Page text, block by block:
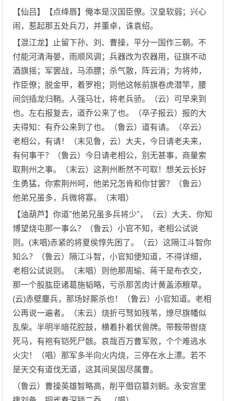
【仙吕】【点绛唇】俺本是汉国臣僚。汉皇软弱；兴心
闹，惹起那五处兵刀，并董卓，诛袁绍。
【混江龙】止留下孙、刘、曹操，平分一国作三朝。不
付能河清海晏，雨顺风调；兵器改为农器用，征旗不动
酒旗摇；军罢战，马添膘；杀气散，阵云消；为将帅，
作臣僚；脱金甲，着罗袍；则他这帐前旗卷虎潜竿，腰
间剑插龙归鞘。人强马壮，将老兵骄。（云）可早来到
也。左右报复去，道乔公来了也。（卒子报云）报的大
夫得知：有乔公来到了也。（鲁云）道有请。（卒云）
老相公，有请！（末见鲁，云）大夫，今日请老夫来，
有何事干？（鲁云）今日请老相公，别无甚事，商量索
取荆州之事。（末云）这荆州断然不可取！想关云长好
生勇猛，你索荆州呵，他弟兄怎肯和你甘罢？（鲁云）
他弟兄虽多，兵微将寡。（末唱）
【油葫芦】你道"他弟兄虽多兵将少"，（云）大夫、你知
博望烧屯那一事么？（鲁云）小官不知，老相公试说
则。(末唱)赤紧的将夏侯惇先困了。（云）这隔江斗智你
知么？（鲁云）隔江斗智，小官知便知道，不得详细，
老相公试说则。（末唱）则他那周瑜、蒋干是布衣交，
那一个股肱臣诸葛施韬略，亏杀那苦肉计黄盖添粮草。
(云)赤壁鏖兵，那场好厮杀也！（鲁云）小官知道。老相
公再说一遍者。（末云）烧折弓驽如残苇，燎尽旗幡似
乱柴。半明半暗花腔鼓，横着扑着伏兽牌。带鞍带辔烧
死马，有袍有铠死尸骸。哀哉百万曹军败，个个难逃水
火灾！（唱）那军多半向火内烧，三停在水上漂。若不
是天交有道伐无道，这其间吴国尽属曹。
（鲁云）曹操英雄智略高，削平僭窃篡刘朝。永安宫里